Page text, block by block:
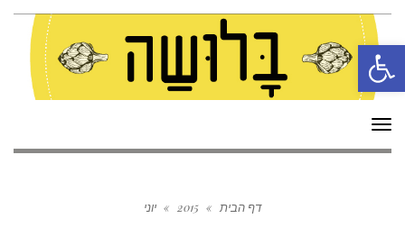
פתח סרגל נגישות
תפריט
דף הבית »
2015
» יוני